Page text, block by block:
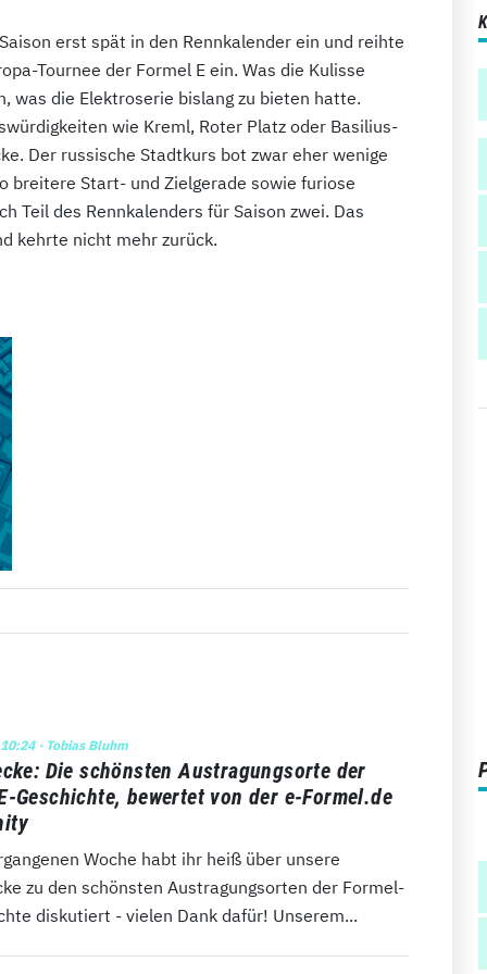
erst spät in den Rennkalender ein und reihte
Tournee der Formel E ein. Was die Kulisse
was die Elektroserie bislang zu bieten hatte.
wie Kreml, Roter Platz oder Basilius-
Der russische Stadtkurs bot zwar eher wenige
breitere Start- und Zielgerade sowie furiose
Teil des Rennkalenders für Saison zwei. Das
kehrte nicht mehr zurück.
· Tobias Bluhm
Die schönsten Austragungsorte der
Geschichte, bewertet von der e-Formel.de
Woche habt ihr heiß über unsere
zu den schönsten Austragungsorten der Formel-
diskutiert - vielen Dank dafür! Unserem...